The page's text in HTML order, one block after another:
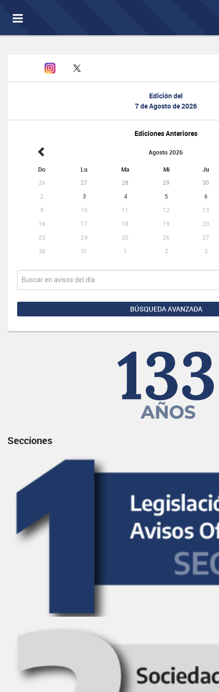
Toggle
navigation
Edición del
7 de Agosto de 2026
Ediciones Anteriores
Agosto 2026
Do Lu Ma Mi Ju
26 27 28 29
30
2
3 4 5
6
9
10 11 12
13
16
17 18 19
20
23
24 25 26
27
30
31 1 2 3
BÚSQUEDA AVANZADA
Secciones